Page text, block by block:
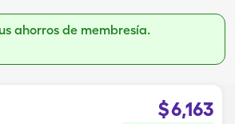
ahorros de membresía.
$6,163